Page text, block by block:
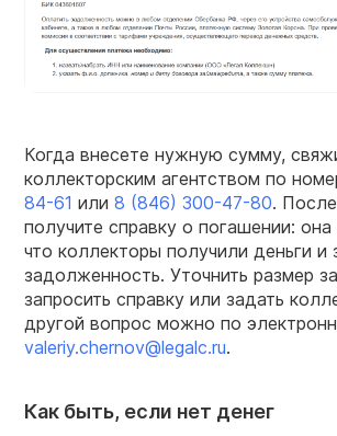
Когда внесете нужную сумму,
коллекторским агентством по
84-61 или 8 (846) 300-47-80.
получите справку о погашении:
что коллекторы получили деньги и
задолженность. Уточнить размер
запросить справку или задать
другой вопрос можно по
valeriy.chernov@legalc.ru.
Как быть, если нет денег